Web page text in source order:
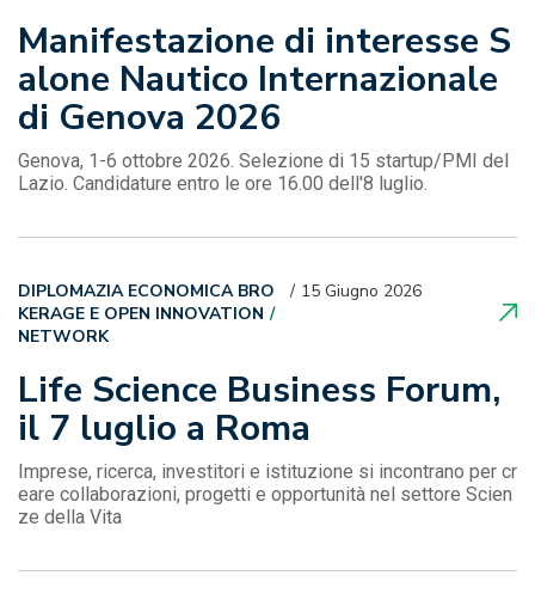
Manifestazione di interesse S
alone Nautico Internazionale
di Genova 2026
Genova, 1-6 ottobre 2026. Selezione di 15 startup/PMI del
Lazio. Candidature entro le ore 16.00 dell'8 luglio.
Life Science Business Forum,
il 7 luglio a Roma
15 Giugno 2026
DIPLOMAZIA ECONOMICA BRO
KERAGE E OPEN INNOVATION
NETWORK
Imprese, ricerca, investitori e istituzione si incontrano per cr
eare collaborazioni, progetti e opportunità nel settore Scien
ze della Vita